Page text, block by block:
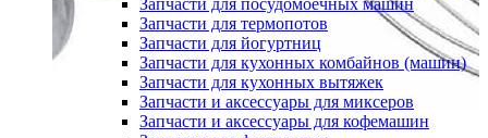
Запчасти для посудомоечных машин
Запчасти для термопотов
Запчасти для йогуртниц
Запчасти для кухонных комбайнов (машин)
Запчасти для кухонных вытяжек
Запчасти и аксессуары для миксеров
Запчасти и аксессуары для кофемашин